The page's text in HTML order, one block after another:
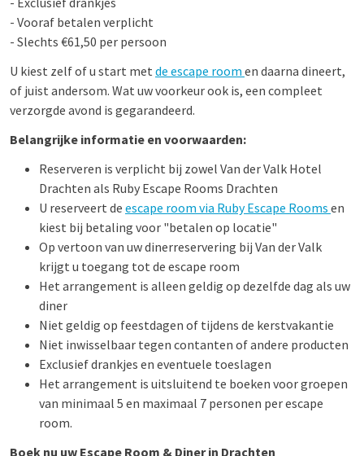
- Vooraf betalen verplicht
- Slechts €61,50 per persoon
U kiest zelf of u start met de escape room en daarna dineert,
of juist andersom. Wat uw voorkeur ook is, een compleet
verzorgde avond is gegarandeerd.
Belangrijke informatie en voorwaarden:
Reserveren is verplicht bij zowel Van der Valk Hotel
Drachten als Ruby Escape Rooms Drachten
U reserveert de escape room via Ruby Escape Rooms en
kiest bij betaling voor "betalen op locatie"
Op vertoon van uw dinerreservering bij Van der Valk
krijgt u toegang tot de escape room
Het arrangement is alleen geldig op dezelfde dag als uw
diner
Niet geldig op feestdagen of tijdens de kerstvakantie
Niet inwisselbaar tegen contanten of andere producten
Exclusief drankjes en eventuele toeslagen
Het arrangement is uitsluitend te boeken voor groepen
van minimaal 5 en maximaal 7 personen per escape
room.
Boek nu uw Escape Room & Diner in Drachten